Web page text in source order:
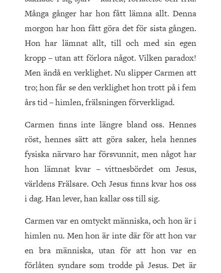
Många gånger har hon fått lämna allt. Denna
morgon har hon fått göra det för sista gången.
Hon har lämnat allt, till och med sin egen
kropp – utan att förlora något. Vilken paradox!
Men ändå en verklighet. Nu slipper Carmen att
tro; hon får se den verklighet hon trott på i fem
års tid – himlen, frälsningen förverkligad.
Carmen finns inte längre bland oss. Hennes
röst, hennes sätt att göra saker, hela hennes
fysiska närvaro har försvunnit, men något har
hon lämnat kvar – vittnesbördet om Jesus,
världens Frälsare. Och Jesus finns kvar hos oss
i dag. Han lever, han kallar oss till sig.
Carmen var en omtyckt människa, och hon är i
himlen nu. Men hon är inte där för att hon var
en bra människa, utan för att hon var en
förlåten syndare som trodde på Jesus. Det är